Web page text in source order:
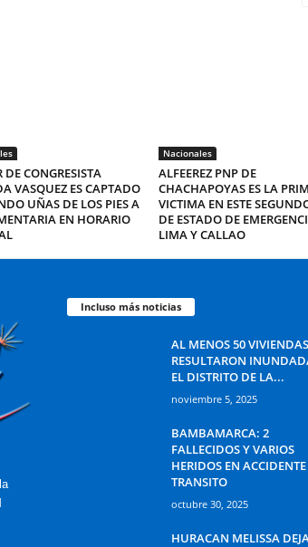
DE CONGRESISTA
VASQUEZ ES CAPTADO
UÑAS DE LOS PIES A
EN HORARIO
Nacionales
ALFEEREZ PNP DE
CHACHAPOYAS ES LA
VICTIMA EN ESTE
DE ESTADO DE
LIMA Y CALLAO
Incluso más noticias
AL MENOS 50 VIVIENDAS
RESULTARON
EL DISTRITO DE LA...
noviembre 5, 2025
BAMBAMARCA: 2
FALLECIDOS Y VARIOS
HERIDOS EN
TRANSITO
octubre 30, 2025
HURACAN MELISSA